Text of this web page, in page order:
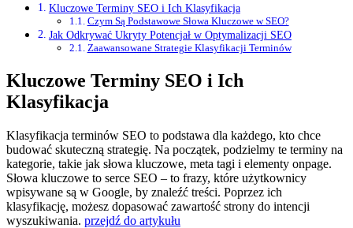
Kluczowe Terminy SEO i Ich Klasyfikacja
Czym Są Podstawowe Słowa Kluczowe w SEO?
Jak Odkrywać Ukryty Potencjał w Optymalizacji SEO
Zaawansowane Strategie Klasyfikacji Terminów
Kluczowe Terminy SEO i Ich
Klasyfikacja
Klasyfikacja terminów SEO to podstawa dla każdego, kto chce
budować skuteczną strategię. Na początek, podzielmy te terminy na
kategorie, takie jak słowa kluczowe, meta tagi i elementy onpage.
Słowa kluczowe to serce SEO – to frazy, które użytkownicy
wpisywane są w Google, by znaleźć treści. Poprzez ich
klasyfikację, możesz dopasować zawartość strony do intencji
wyszukiwania. przejdź do artykułu